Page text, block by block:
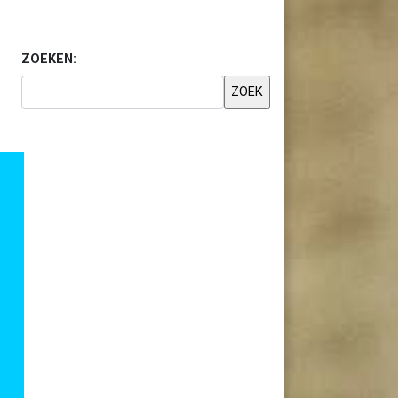
ZOEKEN: